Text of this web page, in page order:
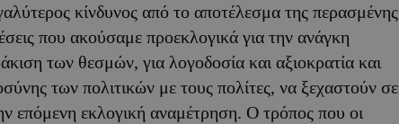
κίνδυνος από το αποτέλεσμα της περασμένης
που ακούσαμε προεκλογικά για την ανάγκη
των θεσμών, για λογοδοσία και αξιοκρατία και
των πολιτικών με τους πολίτες, να ξεχαστούν σε
επόμενη εκλογική αναμέτρηση. Ο τρόπος που οι